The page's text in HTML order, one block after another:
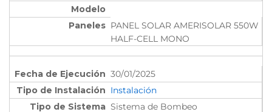
PANEL SOLAR AMERISOLAR 550W
HALF-CELL MONO
30/01/2025
Instalación
Sistema de Bombeo